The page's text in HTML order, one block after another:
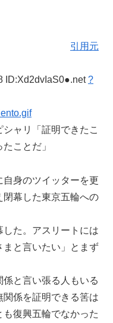
引用元
ID:Xd2dvIaS0●.net?
ャリ「証明できたこ
ことだ」
身のツイッターを更
閉幕した東京五輪への
た。アスリートには
まと言いたい」とまず
と言い張る人もいる
係を証明できる筈は
復興五輪でなかった